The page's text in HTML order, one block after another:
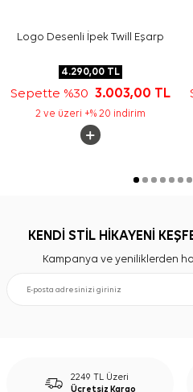
Logo Desenli İpek Twill Eşarp
4.290,00TL
Sepette %30 3.003,00 TL
2 ve üzeri +% 20 indirim
KENDİ STİL HİKAYENİ
Kampanya ve yeniliklerden
2249 TL Üzeri
Ücretsiz Kargo